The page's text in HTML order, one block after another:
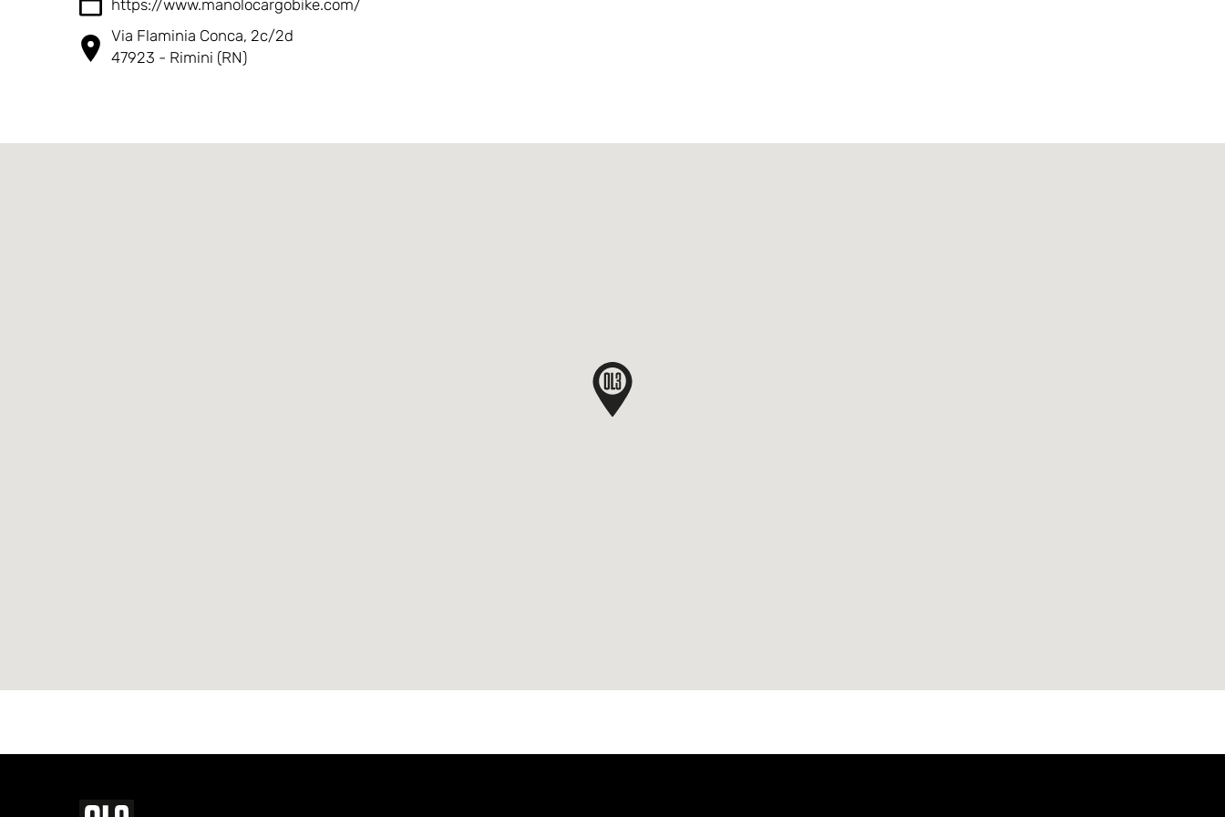
https://www.manolocargobike.com/
Via Flaminia Conca, 2c/2d
47923 - Rimini (RN)